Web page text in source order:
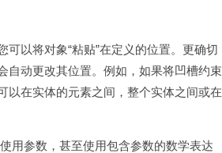
以将对象“粘贴”在定义的位置。更确切
自动更改其位置。例如，如果将凹槽约束
以在实体的元素之间，整个实体之间或在
用参数，甚至使用包含参数的数学表达